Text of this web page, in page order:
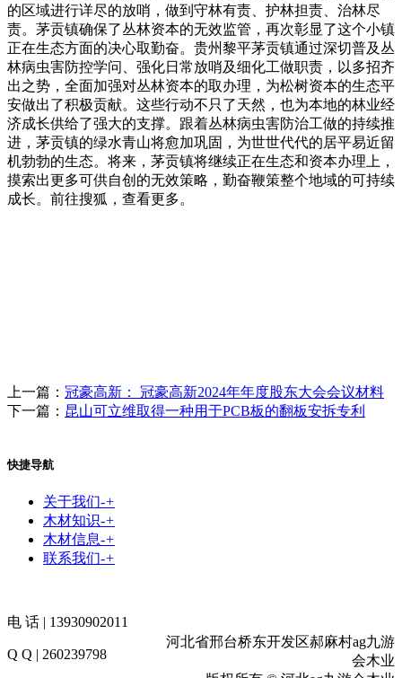
的区域进行详尽的放哨，做到守林有责、护林担责、治林尽
责。茅贡镇确保了丛林资本的无效监管，再次彰显了这个小镇
正在生态方面的决心取勤奋。贵州黎平茅贡镇通过深切普及丛
林病虫害防控学问、强化日常放哨及细化工做职责，以多招齐
出之势，全面加强对丛林资本的取办理，为松树资本的生态平
安做出了积极贡献。这些行动不只了天然，也为本地的林业经
济成长供给了强大的支撑。跟着丛林病虫害防治工做的持续推
进，茅贡镇的绿水青山将愈加巩固，为世世代代的居平易近留
机勃勃的生态。将来，茅贡镇将继续正在生态和资本办理上，
摸索出更多可供自创的无效策略，勤奋鞭策整个地域的可持续
成长。前往搜狐，查看更多。
上一篇： 冠豪高新： 冠豪高新2024年年度股东大会会议材料
下一篇： 昆山可立维取得一种用于PCB板的翻板安拆专利
快捷导航
关于我们-+
木材知识-+
木材信息-+
联系我们-+
电 话 | 13930902011
Q Q | 260239798
河北省邢台桥东开发区郝麻村ag九游
会木业